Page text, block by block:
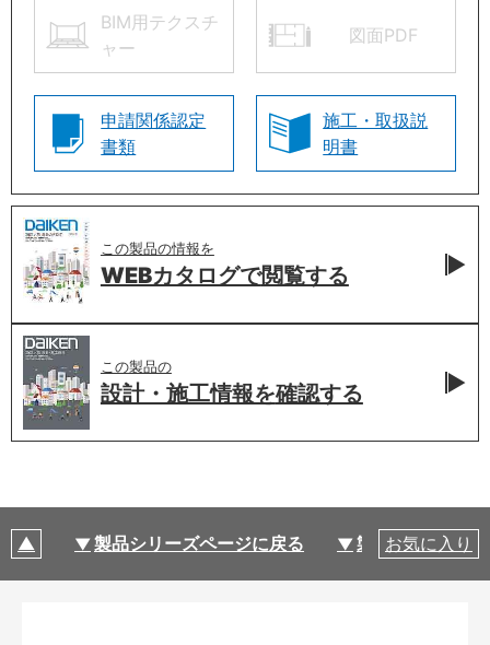
BIM用テクスチ
ャー
図面PDF
申請関係認定
書類
施工・取扱説
明書
この製品の情報を
WEBカタログで閲覧する
この製品の
設計・施工情報を確認する
製品シリーズページに戻る 製品仕様
お気に入り